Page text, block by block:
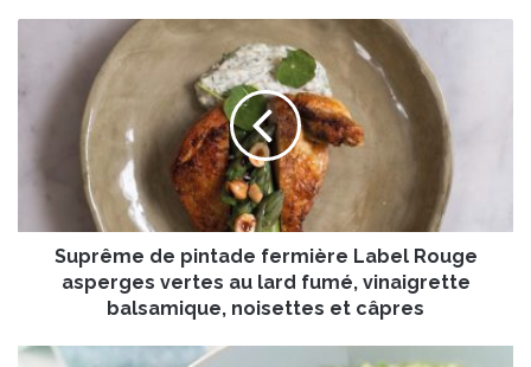
e
a
Suprême de pintade fermière Label Rouge
asperges vertes au lard fumé, vinaigrette
balsamique, noisettes et câpres
R